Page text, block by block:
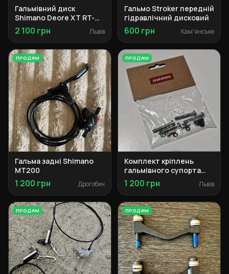
Гальмівний диск
Shimano Deore XT RT-
MT800-M
2 100 грн Львів
Гальмо Stroker передній
гідравлічний дисковий
600 грн Кам'янське
ПРОДАМ
Гальма задні Shimano
MT200
1 200 грн Дрогобич
ПРОДАМ
Комплект кріплень
гальмівного супорта
SRAM Maven
1 200 грн Львів
ПРОДАМ ПРОДАМ